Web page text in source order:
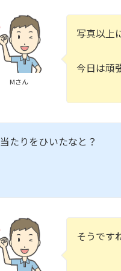
Mさん
写真以上
今日は頑
当たりをひいたなと？
そうです